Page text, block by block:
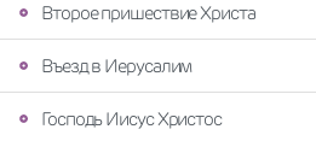
Второе пришествие Христа
Въезд в Иерусалим
Господь Иисус Христос